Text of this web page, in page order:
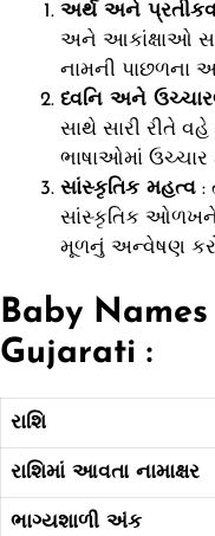
અર્થ અને
અને આકાંક્ષાઓ
નામની પાછળના
ધ્વનિ અને
સાથે સારી રીતે
ભાષાઓમાં ઉચ્ચાર
સાંસ્કૃતિક મહત્વ :
સાંસ્કૃતિક ઓળખને
મૂળનું અન્વેષણ
Baby
Gujarati :
રાશિ
રાશિમાં આવતા નામાક્ષર
ભાગ્યશાળી અંક